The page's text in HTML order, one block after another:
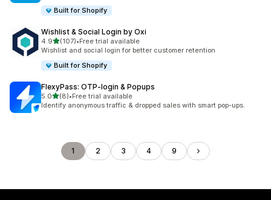
Built for Shopify
Wishlist & Social Login by Oxi
4.9별 5개 중
(107)
총 리뷰 107개
•Free trial available
Wishlist and social login for better customer retention
Built for Shopify
FlexyPass: OTP‑login & Popups
5.0별 5개 중
(8)
총 리뷰 8개
•Free trial available
Identify anonymous traffic & dropped sales with smart pop-ups.
1 2 3 4 9